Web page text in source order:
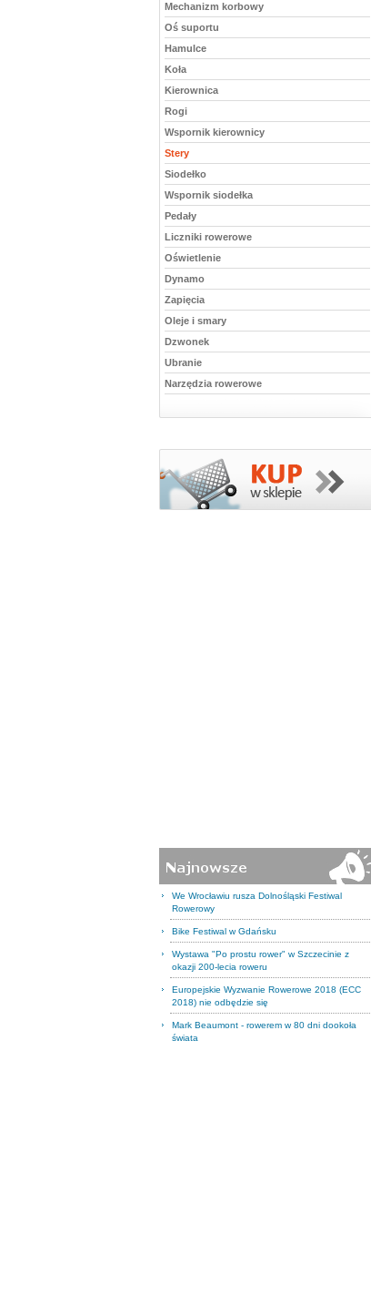
Mechanizm korbowy
Oś suportu
Hamulce
Koła
Kierownica
Rogi
Wspornik kierownicy
Stery
Siodełko
Wspornik siodełka
Pedały
Liczniki rowerowe
Oświetlenie
Dynamo
Zapięcia
Oleje i smary
Dzwonek
Ubranie
Narzędzia rowerowe
We Wrocławiu rusza Dolnośląski Festiwal
Rowerowy
Bike Festiwal w Gdańsku
Wystawa "Po prostu rower" w Szczecinie z
okazji 200-lecia roweru
Europejskie Wyzwanie Rowerowe 2018 (ECC
2018) nie odbędzie się
Mark Beaumont - rowerem w 80 dni dookoła
świata